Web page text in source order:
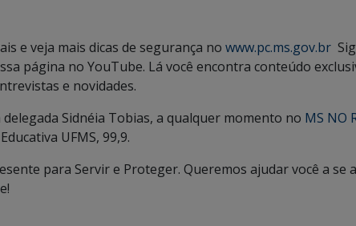
e veja mais dicas de segurança no www.pc.ms.gov.br
página no YouTube. Lá você encontra conteúdo
e novidades.
delegada Sidnéia Tobias, a qualquer momento no MS NO
UFMS, 99,9.
para Servir e Proteger. Queremos ajudar você a se